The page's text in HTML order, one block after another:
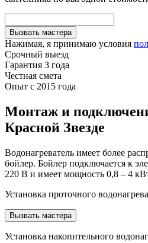
Вызвать мастера
Нажимая, я принимаю условия
Срочный выезд
Гарантия 3 года
Честная смета
Опыт с 2015 года
Монтаж и
Красной Звезде
Водонагреватель имеет более
бойлер. Бойлер подключается к
220 В и имеет мощность 0,8 – 4
Установка проточного
Вызвать мастера
Установка накопительного